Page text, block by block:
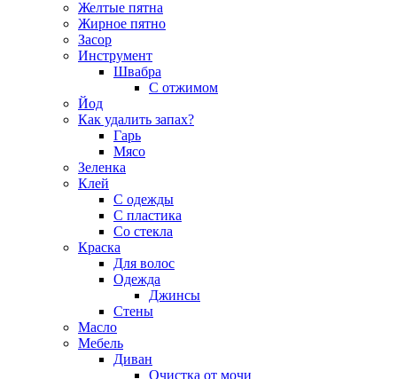
Желтые пятна
Жирное пятно
Засор
Инструмент
Швабра
С отжимом
Йод
Как удалить запах?
Гарь
Мясо
Зеленка
Клей
С одежды
С пластика
Со стекла
Краска
Для волос
Одежда
Джинсы
Стены
Масло
Мебель
Диван
Очистка от мочи